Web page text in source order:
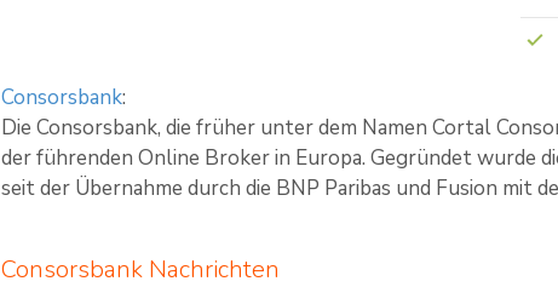
Consorsbank:
Die Consorsbank, die früher unter dem Namen Cortal
der führenden Online Broker in Europa. Gegründet wurde
seit der Übernahme durch die BNP Paribas und Fusion mit
Consorsbank Nachrichten